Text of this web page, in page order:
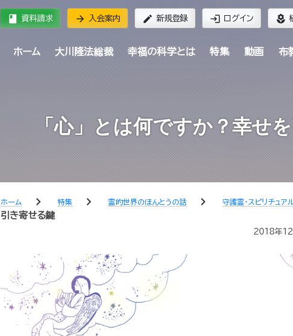
book 資料請求 arrow_forward 入会案内 edit 新規登録 login ログイン local_florist
ホーム 大川隆法総裁 幸福の科学とは 特集 動画 布
「心」とは何ですか？幸せ
ホーム chevron_right 特集 chevron_right 霊的世界のほんとうの話 chevron_right 守護霊・スピリチュア
引き寄せる鍵
2018年12